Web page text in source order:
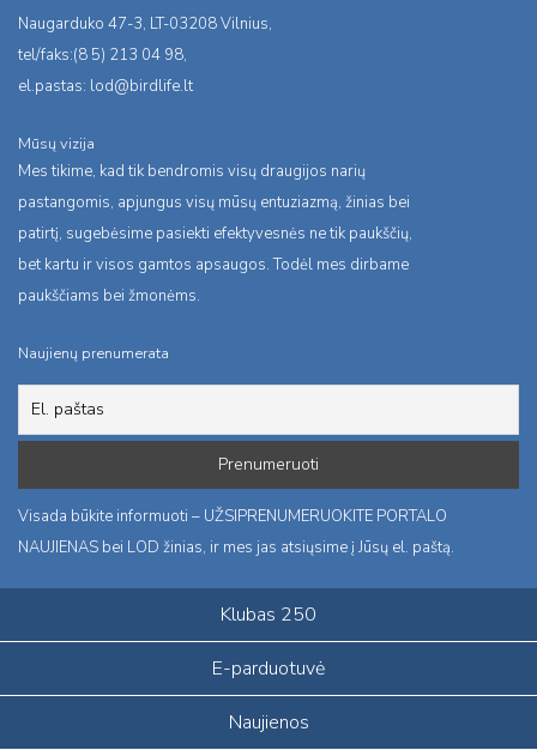
Naugarduko 47-3, LT-03208 Vilnius,
tel/faks:(8 5) 213 04 98,
el.pastas: lod@birdlife.lt
Mūsų vizija
Mes tikime, kad tik bendromis visų draugijos narių
pastangomis, apjungus visų mūsų entuziazmą, žinias bei
patirtį, sugebėsime pasiekti efektyvesnės ne tik paukščių,
bet kartu ir visos gamtos apsaugos. Todėl mes dirbame
paukščiams bei žmonėms.
Naujienų prenumerata
Visada būkite informuoti – UŽSIPRENUMERUOKITE PORTALO
NAUJIENAS bei LOD žinias, ir mes jas atsiųsime į Jūsų el. paštą.
Klubas 250
E-parduotuvė
Naujienos